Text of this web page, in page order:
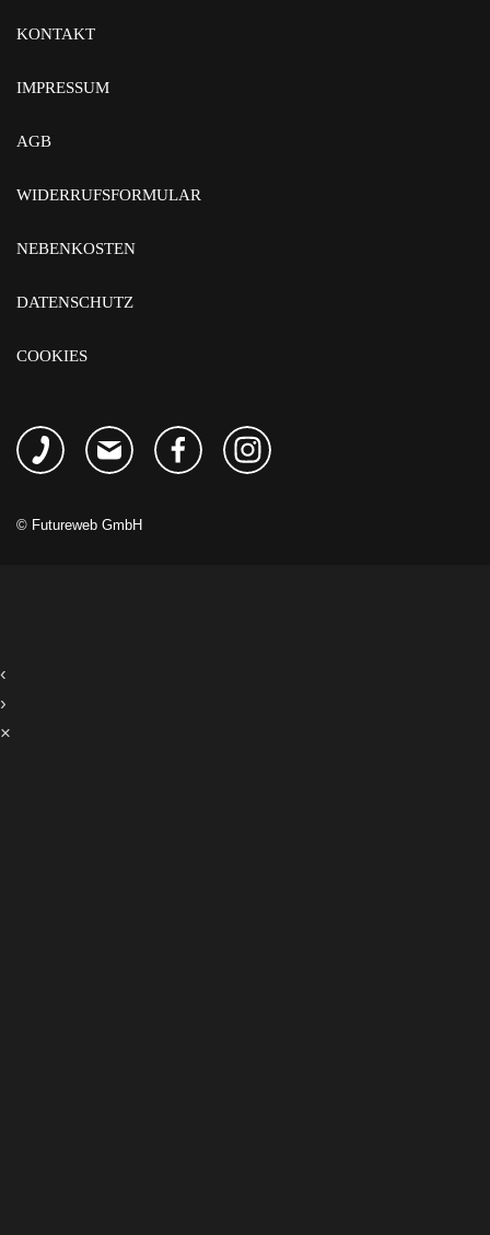
KONTAKT
IMPRESSUM
AGB
WIDERRUFSFORMULAR
NEBENKOSTEN
DATENSCHUTZ
COOKIES
© Futureweb GmbH
‹
›
×